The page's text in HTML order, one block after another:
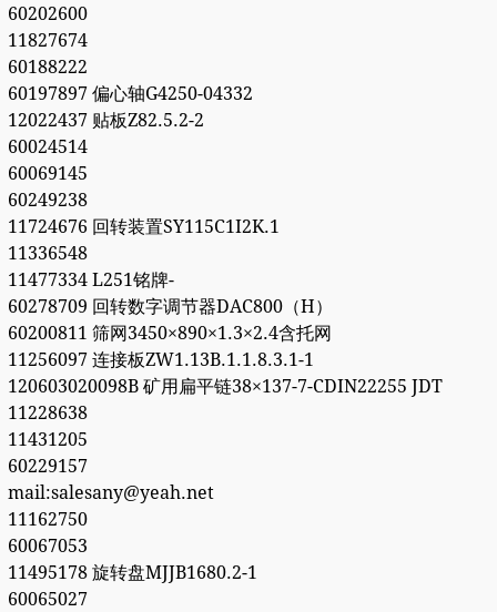
60202600
11827674
60188222
60197897 偏心轴G4250-04332
12022437 贴板Z82.5.2-2
60024514
60069145
60249238
11724676 回转装置SY115C1I2K.1
11336548
11477334 L251铭牌-
60278709 回转数字调节器DAC800（H）
60200811 筛网3450×890×1.3×2.4含托网
11256097 连接板ZW1.13B.1.1.8.3.1-1
120603020098B 矿用扁平链38×137-7-CDIN22255 JDT
11228638
11431205
60229157
mail:salesany@yeah.net
11162750
60067053
11495178 旋转盘MJJB1680.2-1
60065027